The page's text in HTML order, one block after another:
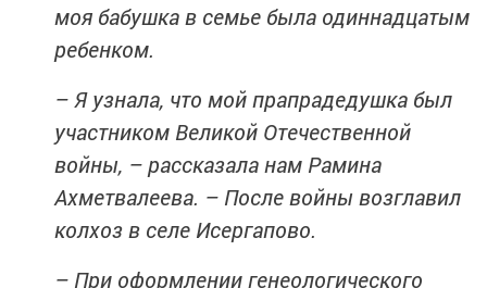
моя бабушка в семье была одиннадцатым
ребенком.
– Я узнала, что мой прапрадедушка был
участником Великой Отечественной
войны, – рассказала нам Рамина
Ахметвалеева. – После войны возглавил
колхоз в селе Исергапово.
– При оформлении генеологического